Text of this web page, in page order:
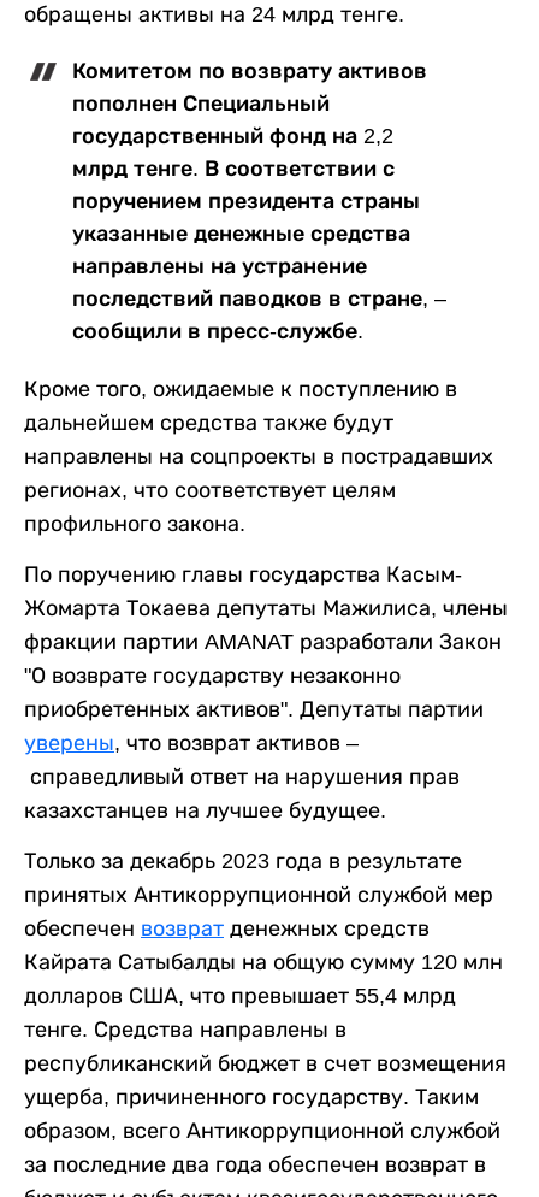
обращены активы на 24 млрд тенге.
Комитетом по возврату активов
пополнен Специальный
государственный фонд на 2,2
млрд тенге. В соответствии с
поручением президента страны
указанные денежные средства
направлены на устранение
последствий паводков в стране, –
сообщили в пресс-службе.
Кроме того, ожидаемые к поступлению в
дальнейшем средства также будут
направлены на соцпроекты в пострадавших
регионах, что соответствует целям
профильного закона.
По поручению главы государства Касым-
Жомарта Токаева депутаты Мажилиса, члены
фракции партии AMANAT разработали Закон
"О возврате государству незаконно
приобретенных активов". Депутаты партии
уверены, что возврат активов –
справедливый ответ на нарушения прав
казахстанцев на лучшее будущее.
Только за декабрь 2023 года в результате
принятых Антикоррупционной службой мер
обеспечен возврат денежных средств
Кайрата Сатыбалды на общую сумму 120 млн
долларов США, что превышает 55,4 млрд
тенге. Средства направлены в
республиканский бюджет в счет возмещения
ущерба, причиненного государству. Таким
образом, всего Антикоррупционной службой
за последние два года обеспечен возврат в